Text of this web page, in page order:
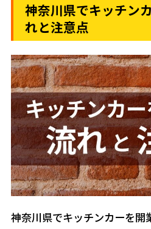
神奈川県でキッチン
れと注意点
神奈川県でキッチンカーを開